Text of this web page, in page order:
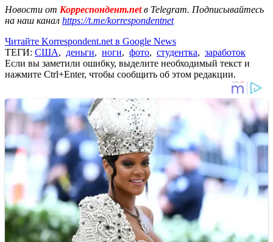
Новости от Корреспондент.netв Telegram. Подписывайтесь
на наш канал https://t.me/korrespondentnet
Читайте Korrespondent.net в Google News
ТЕГИ: США, деньги, ноги, фото, студентка, заработок
Если вы заметили ошибку, выделите необходимый текст и
нажмите Ctrl+Enter, чтобы сообщить об этом редакции.